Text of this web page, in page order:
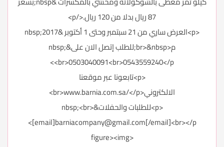
87 ريال بدلا من 120 ريال.</p>
<p>العرض ساري من 21 سبتمبر وحتى 1 أكتوبر &nbsp;2017
م<br>&nbsp;للطلب إتصل الان على&nbsp;
<br>0503040091<br>0543559240</p>
<p>تابعونا عبر موقعنا
الالكتروني<br>
www.barnia.com.sa/</p>
<p>للطلبات والحفلات&nbsp;<br>
[email]barniacompany@gmail.com[/email]<br></p>
<figure><img